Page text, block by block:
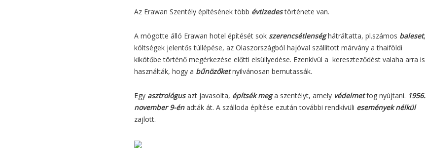
Az Erawan Szentély építésének több évtizedestörténete van.
A mögötte álló Erawan hotel építését sok szerencsétlenséghátráltatta, pl.számos baleset,
költségek jelentős túllépése, az Olaszországból hajóval szállított márvány a thaiföldi
kikötőbe történő megérkezése előtti elsüllyedése. Ezenkívül a kereszteződést valaha arra is
használták, hogy a bűnözőketnyilvánosan bemutassák.
Egy asztrológusazt javasolta, építsék mega szentélyt, amely védelmetfog nyújtani. 1956.
november 9-énadták át. A szálloda építése ezután további rendkívüli események nélkül
zajlott.